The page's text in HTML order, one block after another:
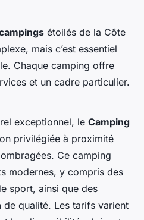
étoilés de la Côte
mais c’est essentiel
Chaque camping offre
et un cadre particulier.
exceptionnel, le Camping
privilégiée à proximité
Ce camping
modernes, y compris des
sport, ainsi que des
de qualité. Les tarifs varient